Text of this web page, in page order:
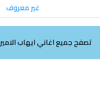
غير معروف
تصفح جميع اغاني ايهاب الامير